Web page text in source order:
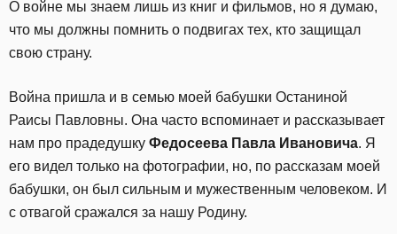
О войне мы знаем лишь из книг и фильмов, но я думаю,
что мы должны помнить о подвигах тех, кто защищал
свою страну.
Война пришла и в семью моей бабушки Останиной
Раисы Павловны. Она часто вспоминает и рассказывает
нам про прадедушку Федосеева Павла Ивановича. Я
его видел только на фотографии, но, по рассказам моей
бабушки, он был сильным и мужественным человеком. И
с отвагой сражался за нашу Родину.